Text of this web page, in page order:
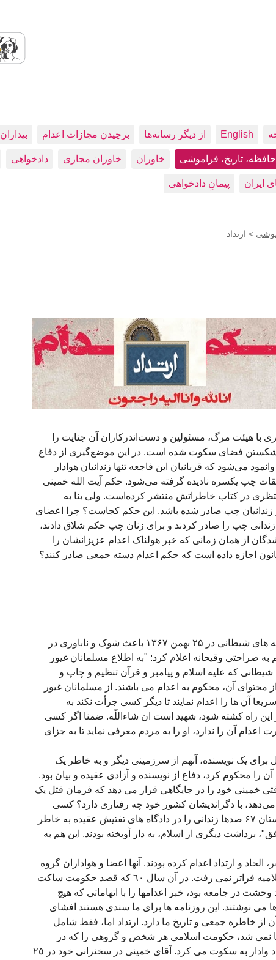
English از دیگر رسانه‌ها برچیدن مجازات اعدام بيداران
حافظه، تاريخ، فراموشی خاوران خاوران مجازی دادخواهی
پیمانِ دادخواهی
> ارتداد
با هیئت مرگ، مسئولین و دست‌اندرکاران آن جنایت را
شکستن فضای سکوت شده است. در این موضع‌گیری‌ از دفاع
می‌شود که قربانیان این فاجعه تنها زندانیان هوادار
چپ یکسره نادیده گرفته می‌شود. حکم آیت الله خمینی
منتظری در کتاب خاطراتش منتشر کرده‌است. ولی بنا به
زندانیان چپ صادر شده باشد. این حکم کجاست؟ چرا اعضای
چپ را صادر کردند و برای زنان چپ حکم شلاق دادند،
از همان زمانی که خبر هولناک اعدام عزیزانشان را
اجازه داده است که حکم اعدام دسته جمعی صادر کنند؟
فتوای قتل سلمان رشدی و ناشران کتاب آیه های شیطانی در ۲۵ بهمن ۱٣۶۷ باعث شوک و ناباوری در
صراحتی وقیحانه اعلام کرد: "به اطلاع مسلمانان غیور
که علیه اسلام و پیامبر و قرآن تنظیم و چاپ و
آن، محکوم به اعدام می باشند. از مسلمانان غیور
آن ها را اعدام نمایند تا دیگر کسی جرأت نکند به
راه کشته شود، شهید است ان شاءاللّه. ضمنا اگر کسی
آن را ندارد، او را به مردم معرفی نماید تا به جزای
یک نویسنده، آنهم از سرزمینی دیگر و به خاطر یک
را محکوم کرد، دفاع از نویسنده و آزادی عقیده و بیان بود.
خمینی خود را در جایگاهی قرار می دهد که فرمان قتل یک
با دگراندیشان کشور خود چه رفتاری دارد؟ کسی
نخواست بداند که چند ماه پیش از آن در تابستان ۶۷ صدها زندانی را در دادگاه های تفتیش عقیده به خاطر
برداشت دیگری از اسلام، به دار آویخته بودند. این هم به
و ارتداد اعدام کرده بودند. آنها اعضا و هواداران گروه
های چپ بودند. گاه "جرم" شان از پخش اعلامیه فراتر نمی رفت. در آن سال ٦٠ که قصد حکومت ساکت
در جامعه بود، خبر اعدامها را با اتهاماتی که هیچ
می نوشتند. این روزنامه ها برای ما سندی هستند افشای
خاطره جمعی و تاریخ ما دارد. ارتداد اما، فقط شامل
نمی شد، حکومت اسلامی هر شخص و گروهی را که در
مقابل خویش می دید، با چماق تکفیر و ارتداد وادار به سکوت می کرد. آقای خمینی در سخنرانی خود در ٢٥